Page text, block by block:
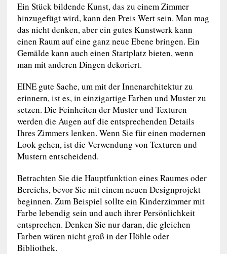
Ein Stück bildende Kunst, das zu einem Zimmer
hinzugefügt wird, kann den Preis Wert sein. Man mag
das nicht denken, aber ein gutes Kunstwerk kann
einen Raum auf eine ganz neue Ebene bringen. Ein
Gemälde kann auch einen Startplatz bieten, wenn
man mit anderen Dingen dekoriert.
EINE gute Sache, um mit der Innenarchitektur zu
erinnern, ist es, in einzigartige Farben und Muster zu
setzen. Die Feinheiten der Muster und Texturen
werden die Augen auf die entsprechenden Details
Ihres Zimmers lenken. Wenn Sie für einen modernen
Look gehen, ist die Verwendung von Texturen und
Mustern entscheidend.
Betrachten Sie die Hauptfunktion eines Raumes oder
Bereichs, bevor Sie mit einem neuen Designprojekt
beginnen. Zum Beispiel sollte ein Kinderzimmer mit
Farbe lebendig sein und auch ihrer Persönlichkeit
entsprechen. Denken Sie nur daran, die gleichen
Farben wären nicht groß in der Höhle oder
Bibliothek.